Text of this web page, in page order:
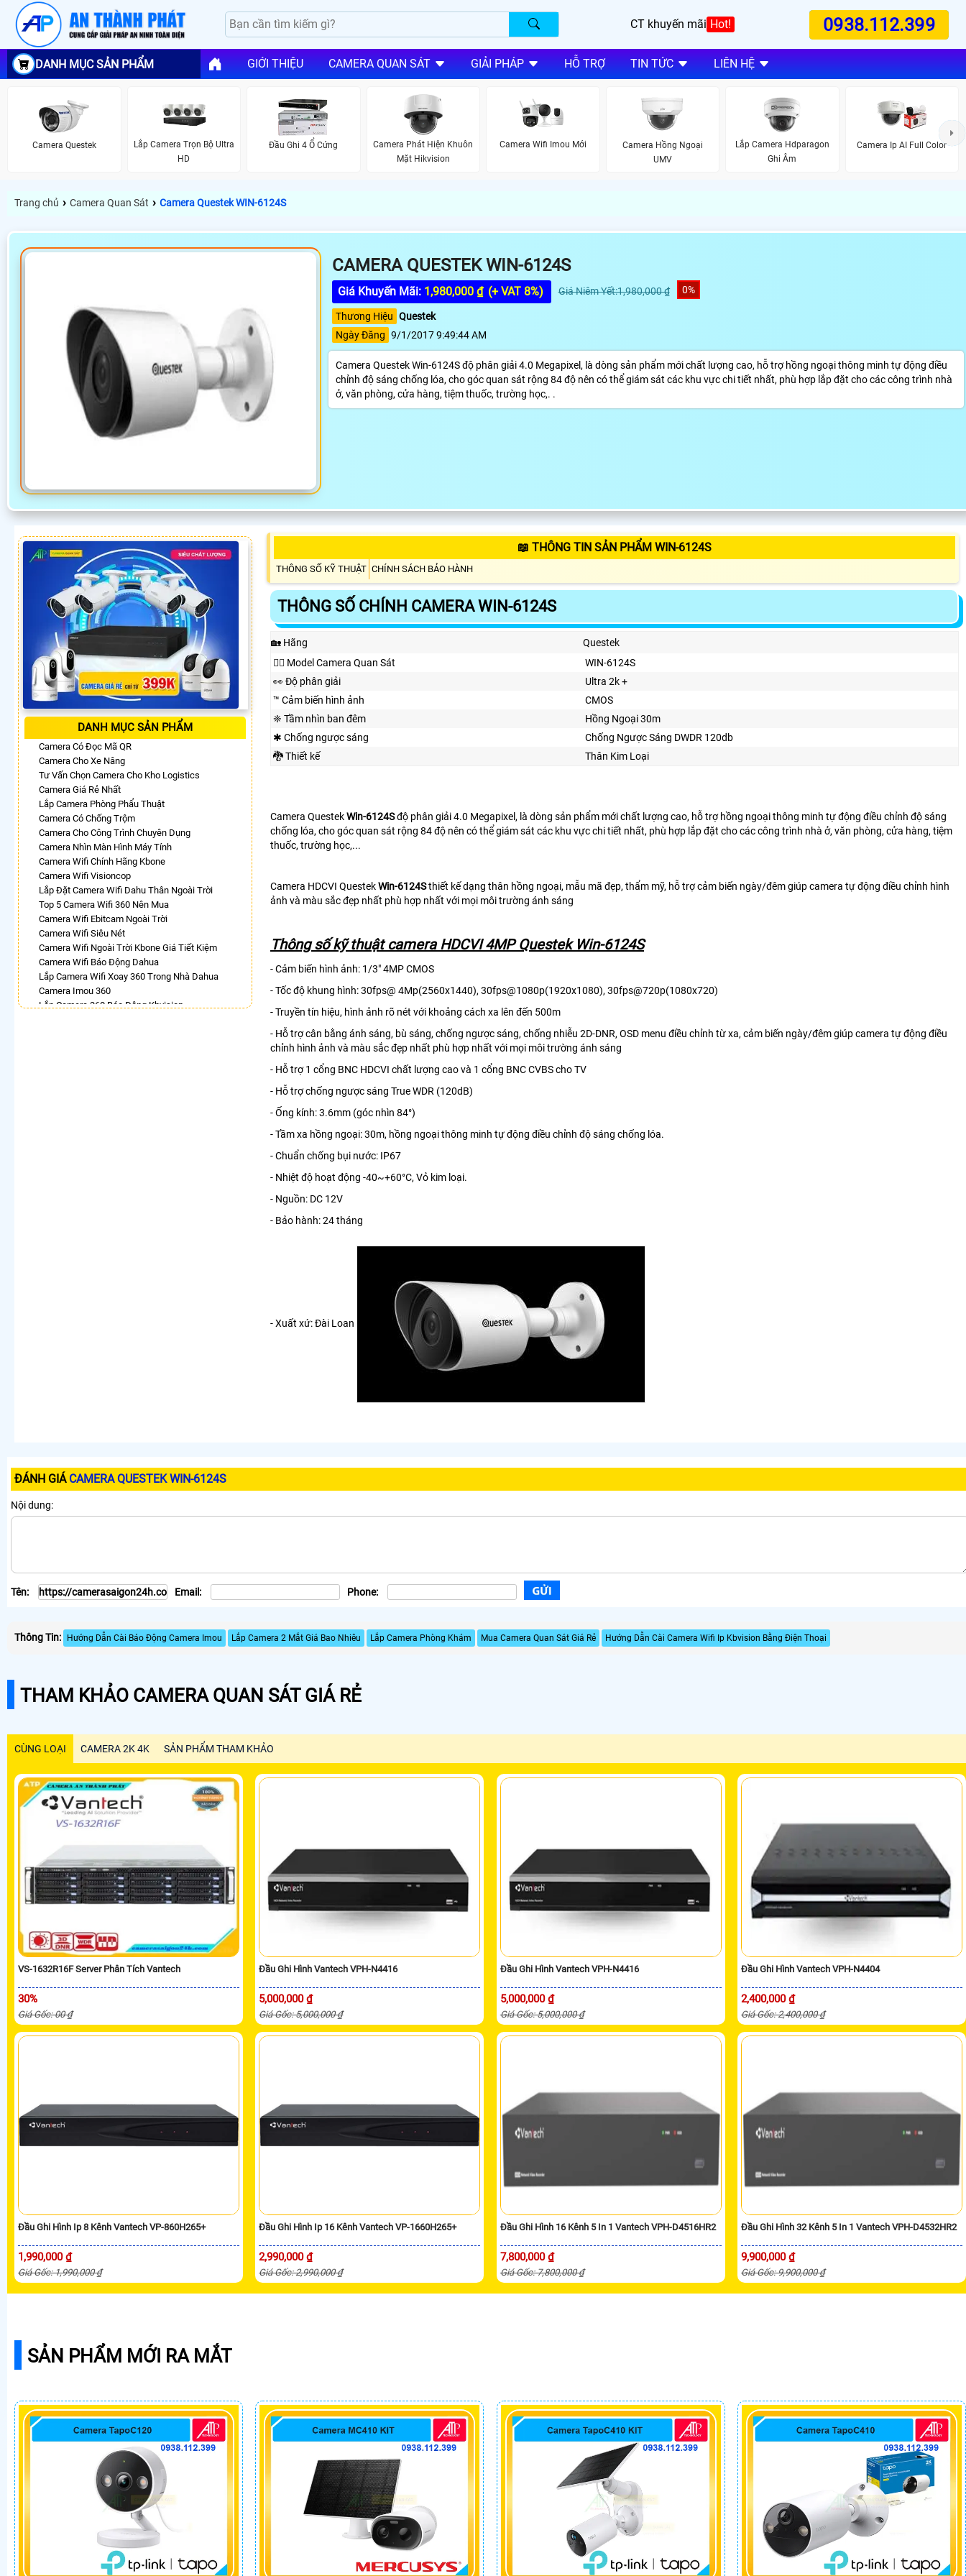
CT khuyến mãi Hot! 0938.112.399
DANH MỤC SẢN PHẨM GIỚI THIỆU CAMERA QUAN SÁT GIẢI PHÁP HỖ TRỢ TIN TỨC LIÊN HỆ
Camera Questek
Lắp Camera Trọn Bộ Ultra
HD
Đầu Ghi 4 Ổ Cứng
Camera Phát Hiện Khuôn
Mặt Hikvision
Camera Wifi Imou Mới
Camera Hồng Ngoại
UMV
Lắp Camera Hdparagon
Ghi Âm
Camera Ip AI Full Color
Trang chủ › Camera Quan Sát › Camera Questek WIN-6124S
CAMERA QUESTEK WIN-6124S
Giá Khuyến Mãi: 1,980,000 ₫ (+ VAT 8%) Giá Niêm Yết:1,980,000 ₫ 0%
Thương Hiệu Questek
Ngày Đăng 9/1/2017 9:49:44 AM
Camera Questek Win-6124S độ phân giải 4.0 Megapixel, là dòng sản phẩm mới chất lượng cao, hỗ trợ hồng ngoại thông minh tự động điều
chỉnh độ sáng chống lóa, cho góc quan sát rộng 84 độ nên có thể giám sát các khu vực chi tiết nhất, phù hợp lắp đặt cho các công trình nhà
ở, văn phòng, cửa hàng, tiệm thuốc, trường học,. .
DANH MỤC SẢN PHẨM
Camera Có Đọc Mã QR
Camera Cho Xe Nâng
Tư Vấn Chọn Camera Cho Kho Logistics
Camera Giá Rẻ Nhất
Lắp Camera Phòng Phẩu Thuật
Camera Có Chống Trộm
Camera Cho Công Trình Chuyên Dụng
Camera Nhìn Màn Hình Máy Tính
Camera Wifi Chính Hãng Kbone
Camera Wifi Visioncop
Lắp Đặt Camera Wifi Dahu Thân Ngoài Trời
Top 5 Camera Wifi 360 Nên Mua
Camera Wifi Ebitcam Ngoài Trời
Camera Wifi Siêu Nét
Camera Wifi Ngoài Trời Kbone Giá Tiết Kiệm
Camera Wifi Báo Động Dahua
Lắp Camera Wifi Xoay 360 Trong Nhà Dahua
Camera Imou 360
Lắp Camera 360 Báo Động Kbvision
📖 THÔNG TIN SẢN PHẨM WIN-6124S
THÔNG SỐ KỸ THUẬT CHÍNH SÁCH BẢO HÀNH
THÔNG SỐ CHÍNH CAMERA WIN-6124S
🏡 Hãng
Questek
❤️‍💋‍ Model Camera Quan Sát
WIN-6124S
️👀 Độ phân giải
Ultra 2k +
™️ Cảm biến hình ảnh
CMOS
❈ Tầm nhìn ban đêm
Hồng Ngoại 30m
✱ Chống ngược sáng
Chống Ngược Sáng DWDR 120db
🐉️ Thiết kế
Thân Kim Loại
Camera QuestekWin-6124Sđộ phân giải 4.0 Megapixel, là dòng sản phẩm mới chất lượng cao, hỗ trợ hồng ngoại thông minh tự động điều chỉnh độ sáng
chống lóa, cho góc quan sát rộng 84 độ nên có thể giám sát các khu vực chi tiết nhất, phù hợp lắp đặt cho các công trình nhà ở, văn phòng, cửa hàng, tiệm
thuốc, trường học,...
Camera HDCVI QuestekWin-6124Sthiết kế dạng thân hồng ngoại, mẫu mã đẹp, thẩm mỹ, hỗ trợ cảm biến ngày/đêm giúp camera tự động điều chỉnh hình
ảnh và màu sắc đẹp nhất phù hợp nhất với mọi môi trường ánh sáng
Thông số kỹ thuật camera HDCVI 4MP Questek Win-6124S
- Cảm biến hình ảnh: 1/3" 4MP CMOS
- Tốc độ khung hình: 30fps@ 4Mp(2560x1440), 30fps@1080p(1920x1080), 30fps@720p(1080x720)
- Truyền tín hiệu, hình ảnh rõ nét với khoảng cách xa lên đến 500m
- Hỗ trợ cân bằng ánh sáng, bù sáng, chống ngược sáng, chống nhiễu 2D-DNR, OSD menu điều chỉnh từ xa, cảm biến ngày/đêm giúp camera tự động điều
chỉnh hình ảnh và màu sắc đẹp nhất phù hợp nhất với mọi môi trường ánh sáng
- Hỗ trợ 1 cổng BNC HDCVI chất lượng cao và 1 cổng BNC CVBS cho TV
- Hỗ trợ chống ngược sáng True WDR (120dB)
- Ống kính: 3.6mm (góc nhìn 84°)
- Tầm xa hồng ngoại: 30m, hồng ngoại thông minh tự động điều chỉnh độ sáng chống lóa.
- Chuẩn chống bụi nước: IP67
- Nhiệt độ hoạt động -40~+60°C, Vỏ kim loại.
- Nguồn: DC 12V
- Bảo hành: 24 tháng
- Xuất xứ: Đài Loan
ĐÁNH GIÁ CAMERA QUESTEK WIN-6124S
Nội dung:
Tên: Email: Phone:
Thông Tin: Hướng Dẫn Cài Báo Động Camera Imou Lắp Camera 2 Mắt Giá Bao Nhiêu Lắp Camera Phòng Khám Mua Camera Quan Sát Giá Rẻ Hướng Dẫn Cài Camera Wifi Ip Kbvision Bằng Điện Thoại
THAM KHẢO CAMERA QUAN SÁT GIÁ RẺ
CÙNG LOẠI CAMERA 2K 4K SẢN PHẨM THAM KHẢO
VS-1632R16F Server Phân Tích Vantech
30%
Giá Gốc: 00 ₫
Đầu Ghi Hình Vantech VPH-N4416
5,000,000 ₫
Giá Gốc: 5,000,000 ₫
Đầu Ghi Hình Vantech VPH-N4416
5,000,000 ₫
Giá Gốc: 5,000,000 ₫
Đầu Ghi Hình Vantech VPH-N4404
2,400,000 ₫
Giá Gốc: 2,400,000 ₫
Đầu Ghi Hình Ip 8 Kênh Vantech VP-860H265+
1,990,000 ₫
Giá Gốc: 1,990,000 ₫
Đầu Ghi Hình Ip 16 Kênh Vantech VP-1660H265+
2,990,000 ₫
Giá Gốc: 2,990,000 ₫
Đầu Ghi Hình 16 Kênh 5 In 1 Vantech VPH-D4516HR2
7,800,000 ₫
Giá Gốc: 7,800,000 ₫
Đầu Ghi Hình 32 Kênh 5 In 1 Vantech VPH-D4532HR2
9,900,000 ₫
Giá Gốc: 9,900,000 ₫
SẢN PHẨM MỚI RA MẮT